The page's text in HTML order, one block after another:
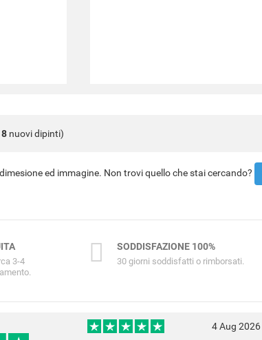
nuovi dipinti)
ed immagine. Non trovi quello che stai cercando?
3-4
SODDISFAZIONE 100%
30 giorni soddisfatti o rimborsati.
4 Aug 2026